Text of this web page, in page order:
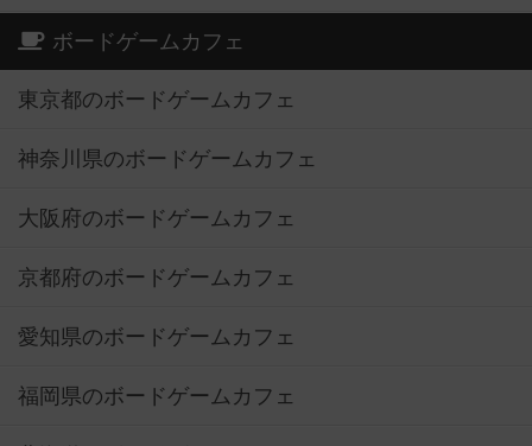
ボードゲームカフェ
東京都のボードゲームカフェ
神奈川県のボードゲームカフェ
大阪府のボードゲームカフェ
京都府のボードゲームカフェ
愛知県のボードゲームカフェ
福岡県のボードゲームカフェ